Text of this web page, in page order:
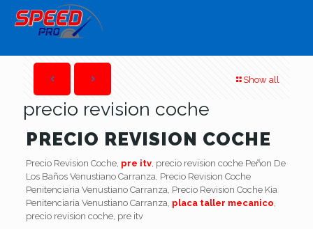
Show all
precio revision coche
PRECIO REVISION COCHE
Precio Revision Coche, pre itv, precio revision coche Peñon De
Los Baños Venustiano Carranza, Precio Revision Coche
Penitenciaria Venustiano Carranza, Precio Revision Coche Kia
Penitenciaria Venustiano Carranza, placa taller mecanico,
precio revision coche, pre itv